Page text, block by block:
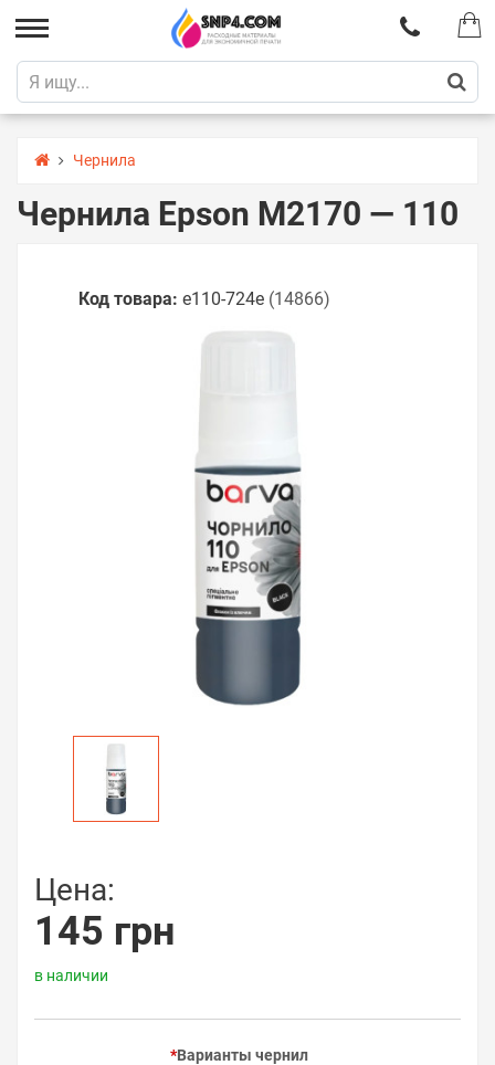
Чернила
Чернила Epson M2170 — 110
Код товара: e110-724e (14866)
Цена:
145 грн
в наличии
Варианты чернил